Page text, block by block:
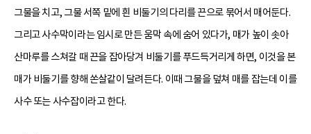
그물을 치고, 그물 서쪽 밑에 흰 비둘기의 다리를 끈으로 묶어서 매어둔다.
그리고 사수막이라는 임시로 만든 움막 속에 숨어 있다가, 매가 높이 솟아
산마루를 스쳐갈 때 끈을 잡아당겨 비둘기를 푸드득거리게 하면, 이것을 본
매가 비둘기를 향해 쏜살같이 달려든다. 이때 그물을 덮쳐 매를 잡는데 이를
사수 또는 사수잡이라고 한다.